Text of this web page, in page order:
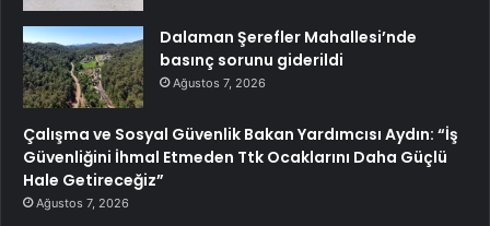
Dalaman Şerefler Mahallesi’nde
basınç sorunu giderildi
Ağustos 7, 2026
Çalışma ve Sosyal Güvenlik Bakan Yardımcısı Aydın: “İş
Güvenliğini İhmal Etmeden Ttk Ocaklarını Daha Güçlü
Hale Getireceğiz”
Ağustos 7, 2026